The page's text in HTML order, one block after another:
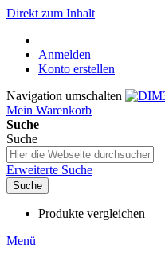
Direkt zum Inhalt
Anmelden
Konto erstellen
Navigation umschalten
Mein Warenkorb
Suche
Suche
Erweiterte Suche
Suche
Produkte vergleichen
Menü